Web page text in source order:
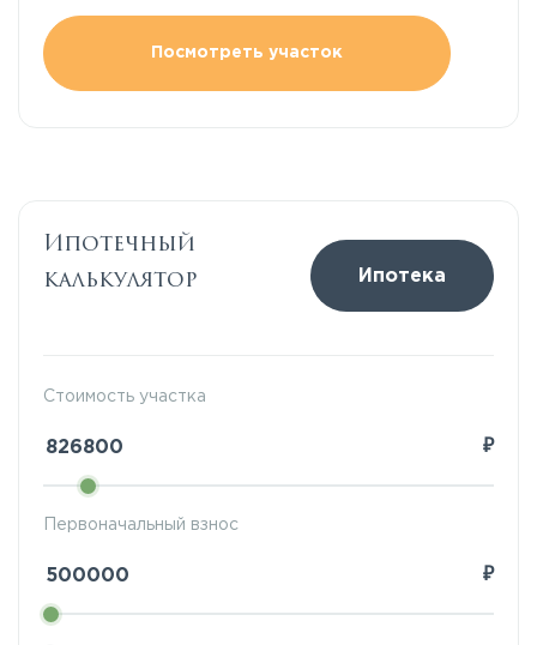
Посмотреть участок
Ипотечный
калькулятор
Ипотека
Стоимость участка
₽
Первоначальный взнос
₽